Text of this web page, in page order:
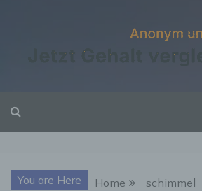
You are Here Home schimmel